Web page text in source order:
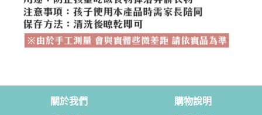
關於我們
購物說明